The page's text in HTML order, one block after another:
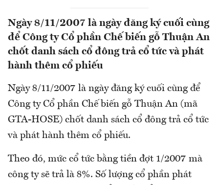
Ngày 8/11/2007 là ngày đăng ký cuối cùng
để Công ty Cổ phần Chế biến gỗ Thuận An
chốt danh sách cổ đông trả cổ tức và phát
hành thêm cổ phiếu
Ngày 8/11/2007 là ngày đăng ký cuối cùng để
Công ty Cổ phần Chế biến gỗ Thuận An (mã
GTA-HOSE) chốt danh sách cổ đông trả cổ tức
và phát hành thêm cổ phiếu.
Theo đó, mức cổ tức bằng tiền đợt 1/2007 mà
công ty sẽ trả là 8%. Số lượng cổ phần phát